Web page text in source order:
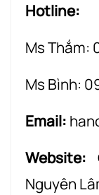
Hotline:
Ms Thắm:
Ms Bình:
Email:
Website:
Nguyên